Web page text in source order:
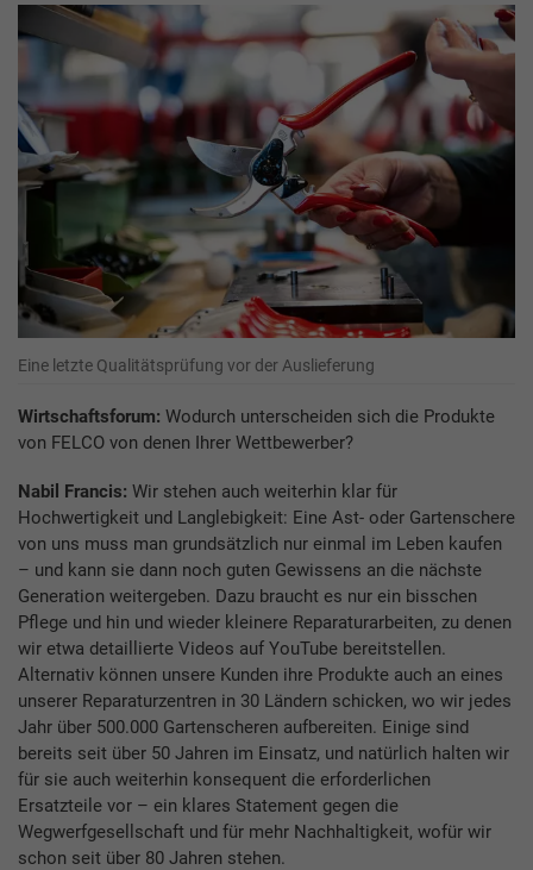
Eine letzte Qualitätsprüfung vor der Auslieferung
Wirtschaftsforum: Wodurch unterscheiden sich die Produkte
von FELCO von denen Ihrer Wettbewerber?
Nabil Francis: Wir stehen auch weiterhin klar für
Hochwertigkeit und Langlebigkeit: Eine Ast- oder Gartenschere
von uns muss man grundsätzlich nur einmal im Leben kaufen
– und kann sie dann noch guten Gewissens an die nächste
Generation weitergeben. Dazu braucht es nur ein bisschen
Pflege und hin und wieder kleinere Reparaturarbeiten, zu denen
wir etwa detaillierte Videos auf YouTube bereitstellen.
Alternativ können unsere Kunden ihre Produkte auch an eines
unserer Reparaturzentren in 30 Ländern schicken, wo wir jedes
Jahr über 500.000 Gartenscheren aufbereiten. Einige sind
bereits seit über 50 Jahren im Einsatz, und natürlich halten wir
für sie auch weiterhin konsequent die erforderlichen
Ersatzteile vor – ein klares Statement gegen die
Wegwerfgesellschaft und für mehr Nachhaltigkeit, wofür wir
schon seit über 80 Jahren stehen.